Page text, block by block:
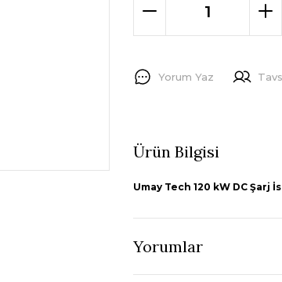
Yorum Yaz
Ürün Bilgisi
Umay Tech 120 kW DC Şarj
Yorumlar